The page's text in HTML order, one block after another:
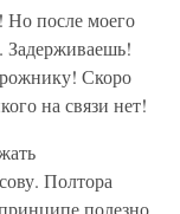
Но после моего
Задерживаешь!
Скоро
на связи нет!
Полтора
полезно